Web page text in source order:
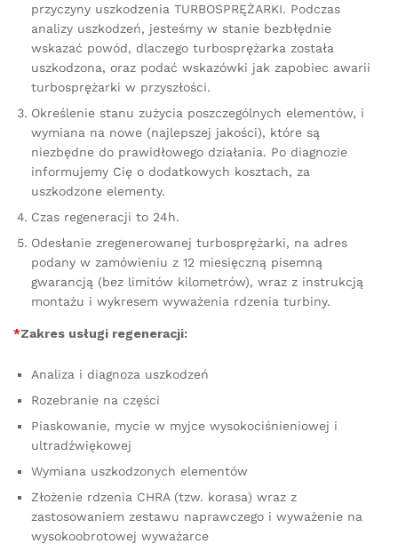
przyczyny uszkodzenia TURBOSPRĘŻARKI. Podczas
analizy uszkodzeń, jesteśmy w stanie bezbłędnie
wskazać powód, dlaczego turbosprężarka została
uszkodzona, oraz podać wskazówki jak zapobiec awarii
turbosprężarki w przyszłości.
Określenie stanu zużycia poszczególnych elementów, i
wymiana na nowe (najlepszej jakości), które są
niezbędne do prawidłowego działania. Po diagnozie
informujemy Cię o dodatkowych kosztach, za
uszkodzone elementy.
Czas regeneracji to 24h.
Odesłanie zregenerowanej turbosprężarki, na adres
podany w zamówieniu z 12 miesięczną pisemną
gwarancją (bez limitów kilometrów), wraz z instrukcją
montażu i wykresem wyważenia rdzenia turbiny.
*Zakres usługi regeneracji:
Analiza i diagnoza uszkodzeń
Rozebranie na części
Piaskowanie, mycie w myjce wysokociśnieniowej i
ultradźwiękowej
Wymiana uszkodzonych elementów
Złożenie rdzenia CHRA (tzw. korasa) wraz z
zastosowaniem zestawu naprawczego i wyważenie na
wysokoobrotowej wyważarce